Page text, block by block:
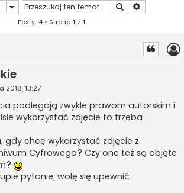
Szukaj
Posty: 4 • Strona 1 z 1
2018, 13:27
podlegają zwykle prawom autorskim i
wykorzystać zdjęcie to trzeba
gdy chcę wykorzystać zdjęcie z
Cyfrowego? Czy one też są objęte
pytanie, wolę się upewnić.